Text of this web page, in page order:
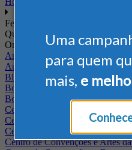
Uma
para quem
mais, e
Feiras
Quando
Onde
Arena Jaguariuna
Auditório Albano Franco -
Blumenau - SC
BolognaFiere
Boulevard Olimpico - RJ
Centro Internacional de
Centro de Convenções - SE
Centro de Convenções de
Centro de Convenções e Artes